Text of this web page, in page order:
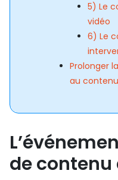
5) Le
vidéo
6) Le
Prolonger
au
de